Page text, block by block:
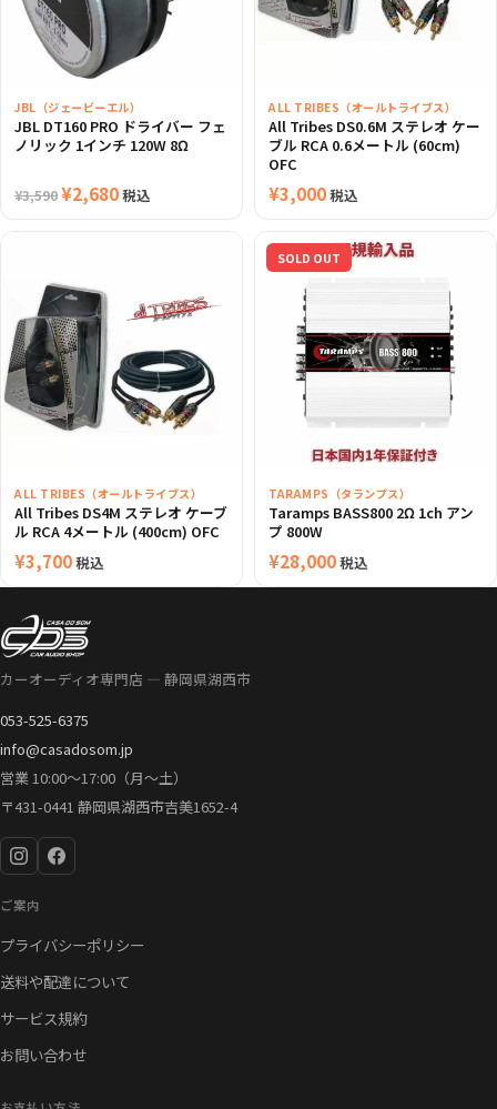
JBL（ジェービーエル）
JBL DT160 PRO ドライバー フェ
ノリック 1インチ 120W 8Ω
¥3,590元
は
¥3,590
で
し
た。
¥2,680現
¥2,680
で
す。
税込
ALL TRIBES（オールトライブス）
All Tribes DS0.6M ステレオ ケー
ブル RCA 0.6メートル (60cm)
OFC
¥3,000税込
ALL TRIBES（オールトライブス）
All Tribes DS4M ステレオ ケーブ
ル RCA 4メートル (400cm) OFC
¥3,700税込
SOLD OUT
TARAMPS（タランプス）
Taramps BASS800 2Ω 1ch アン
プ 800W
¥28,000税込
カーオーディオ専門店 — 静岡県湖西市
053-525-6375
info@casadosom.jp
営業 10:00〜17:00（月〜土）
〒431-0441 静岡県湖西市吉美1652-4
ご案内
プライバシーポリシー
送料や配達について
サービス規約
お問い合わせ